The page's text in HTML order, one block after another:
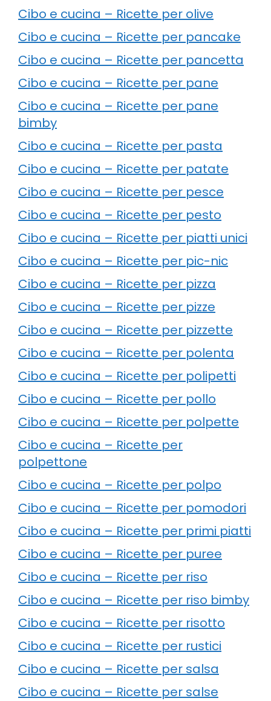
Cibo e cucina – Ricette per olive
Cibo e cucina – Ricette per pancake
Cibo e cucina – Ricette per pancetta
Cibo e cucina – Ricette per pane
Cibo e cucina – Ricette per pane
bimby
Cibo e cucina – Ricette per pasta
Cibo e cucina – Ricette per patate
Cibo e cucina – Ricette per pesce
Cibo e cucina – Ricette per pesto
Cibo e cucina – Ricette per piatti unici
Cibo e cucina – Ricette per pic-nic
Cibo e cucina – Ricette per pizza
Cibo e cucina – Ricette per pizze
Cibo e cucina – Ricette per pizzette
Cibo e cucina – Ricette per polenta
Cibo e cucina – Ricette per polipetti
Cibo e cucina – Ricette per pollo
Cibo e cucina – Ricette per polpette
Cibo e cucina – Ricette per
polpettone
Cibo e cucina – Ricette per polpo
Cibo e cucina – Ricette per pomodori
Cibo e cucina – Ricette per primi piatti
Cibo e cucina – Ricette per puree
Cibo e cucina – Ricette per riso
Cibo e cucina – Ricette per riso bimby
Cibo e cucina – Ricette per risotto
Cibo e cucina – Ricette per rustici
Cibo e cucina – Ricette per salsa
Cibo e cucina – Ricette per salse